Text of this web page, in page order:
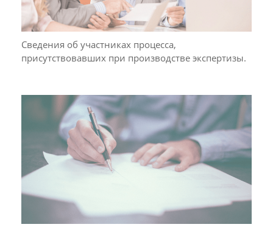
Сведения об участниках процесса,
присутствовавших при производстве экспертизы.